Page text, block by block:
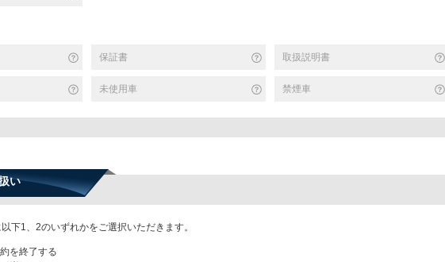
保証書 取扱説明書
未使用車 禁煙車
い
下1、2のいずれかをご選択いただきます。
を終了する